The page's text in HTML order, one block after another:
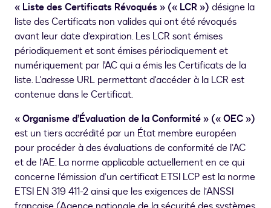
« Liste des Certificats Révoqués » (« LCR ») désigne la
liste des Certificats non valides qui ont été révoqués
avant leur date d’expiration. Les LCR sont émises
périodiquement et sont émises périodiquement et
numériquement par l'AC qui a émis les Certificats de la
liste. L'adresse URL permettant d'accéder à la LCR est
contenue dans le Certificat.
« Organisme d’Évaluation de la Conformité » (« OEC »)
est un tiers accrédité par un État membre européen
pour procéder à des évaluations de conformité de l’AC
et de l’AE. La norme applicable actuellement en ce qui
concerne l’émission d’un certificat ETSI LCP est la norme
ETSI EN 319 411-2 ainsi que les exigences de l’ANSSI